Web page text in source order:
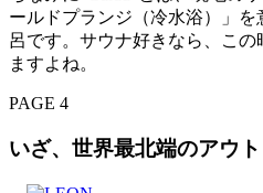
ールドプランジ（冷水浴）」
呂です。サウナ好きなら、こ
ますよね。
PAGE 4
いざ、世界最北端のアウト